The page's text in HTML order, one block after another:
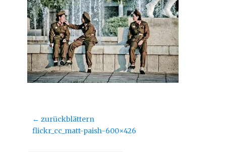
Beitragsnavigation
← zurückblättern
Vorheriger
flickr_cc_matt-paish-600×426